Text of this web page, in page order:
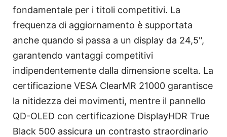
fondamentale per i titoli competitivi. La
frequenza di aggiornamento è supportata
anche quando si passa a un display da 24,5",
garantendo vantaggi competitivi
indipendentemente dalla dimensione scelta. La
certificazione VESA ClearMR 21000 garantisce
la nitidezza dei movimenti, mentre il pannello
QD-OLED con certificazione DisplayHDR True
Black 500 assicura un contrasto straordinario